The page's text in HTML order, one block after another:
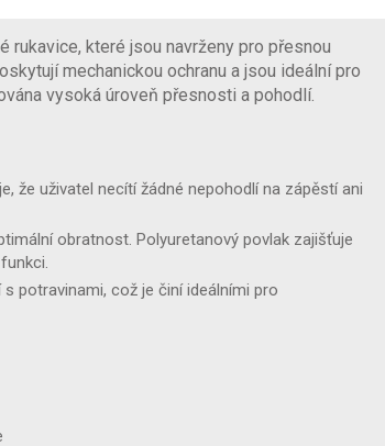
rukavice, které jsou navrženy pro přesnou
mechanickou ochranu a jsou ideální pro
vysoká úroveň přesnosti a pohodlí.
že uživatel necítí žádné nepohodlí na zápěstí ani
obratnost. Polyuretanový povlak zajišťuje
potravinami, což je činí ideálními pro